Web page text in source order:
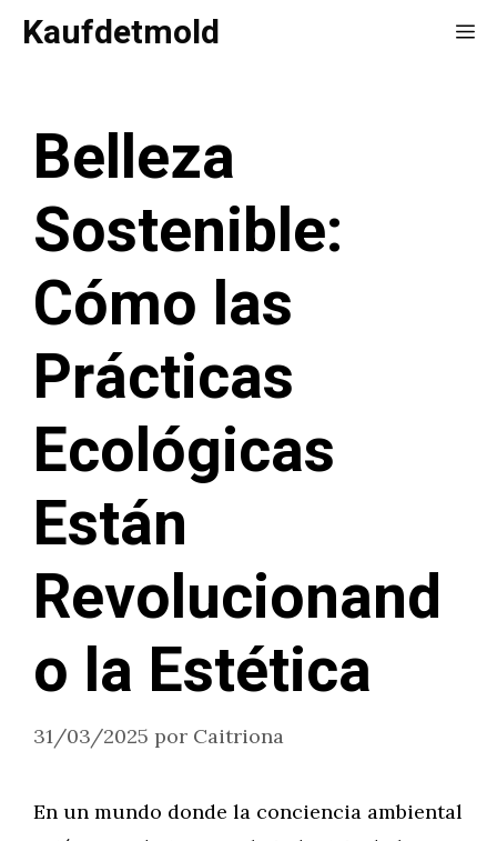
SaltarKaufdetmold
Belleza
Sostenible:
Cómo las
Prácticas
Ecológicas
Están
Revolucionand
o la Estética
31/03/2025 por Caitriona
En un mundo donde la conciencia ambiental